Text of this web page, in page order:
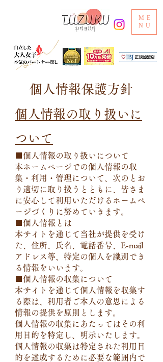
ME
NU
​個人情報保護方針
個人情報の取り扱いに
ついて
■個人情報の取り扱いについて
本ホームページでの個人情報の収
集・利用・管理について、次のとお
り適切に取り扱うとともに、皆さま
に安心して利用いただけるホームペ
ージづくりに努めていきます。
■個人情報とは
本サイトを通じて当社が提供を受け
た、住所、氏名、電話番号、E-mail
アドレス等、特定の個人を識別でき
る情報をいいます。
■個人情報の収集について
本サイトを通じて個人情報を収集す
る際は、利用者ご本人の意思による
情報の提供を原則とします。
個人情報の収集にあたってはその利
用目的を特定し、明示いたします。
個人情報の収集は特定された利用目
的を達成するために必要な範囲内で